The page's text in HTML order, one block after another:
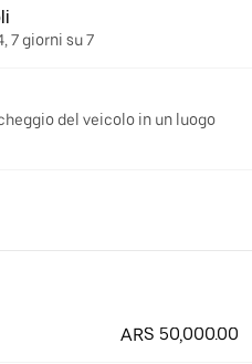
7 giorni su 7
del veicolo in un luogo
ARS 50,000.00